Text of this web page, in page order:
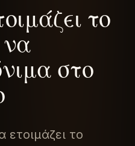
το
στο
ετοιμάζει το